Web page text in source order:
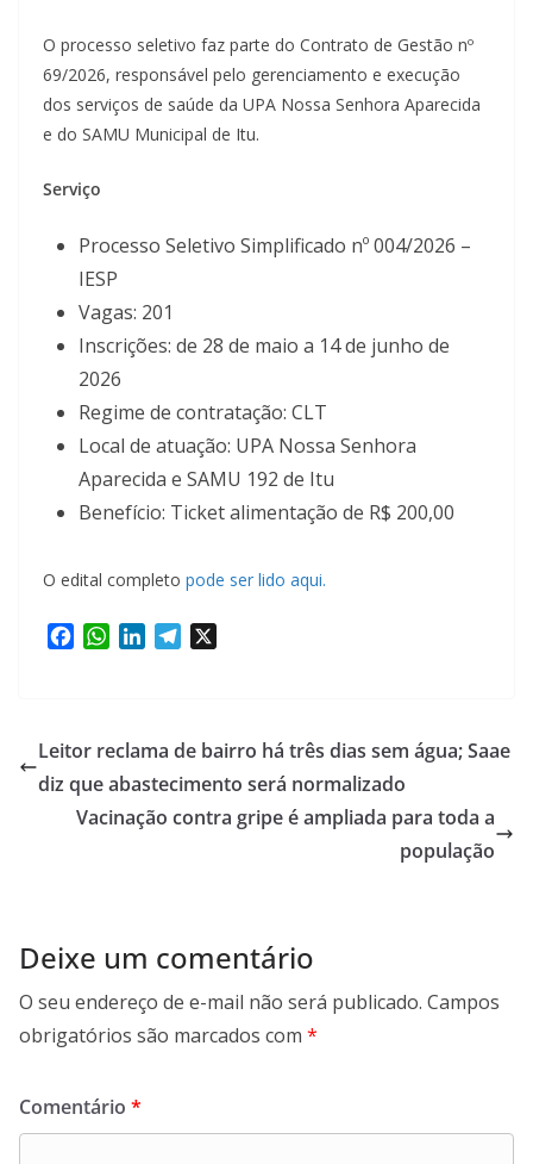
O processo seletivo faz parte do Contrato de Gestão nº
69/2026, responsável pelo gerenciamento e execução
dos serviços de saúde da UPA Nossa Senhora Aparecida
e do SAMU Municipal de Itu.
Serviço
Processo Seletivo Simplificado nº 004/2026 –
IESP
Vagas: 201
Inscrições: de 28 de maio a 14 de junho de
2026
Regime de contratação: CLT
Local de atuação: UPA Nossa Senhora
Aparecida e SAMU 192 de Itu
Benefício: Ticket alimentação de R$ 200,00
O edital completo pode ser lido aqui.
b
o
o
k
W
s
A
p
p
e
d
I
n
g
r
a
m
Leitor reclama de bairro há três dias sem água; Saae
diz que abastecimento será normalizado
Vacinação contra gripe é ampliada para toda a
população
Deixe um comentário
O seu endereço de e-mail não será publicado. Campos
obrigatórios são marcados com *
Comentário *